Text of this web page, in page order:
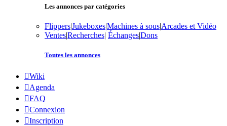
Les annonces par catégories
Flippers|Jukeboxes|Machines à sous|Arcades et Vidéo
Ventes|Recherches| Échanges|Dons
Toutes les annonces
Wiki
Agenda
FAQ
Connexion
Inscription